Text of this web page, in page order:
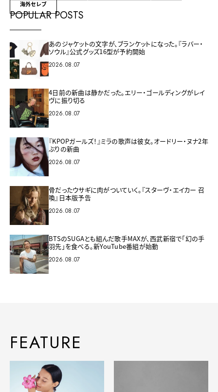
海外セレブ
POPULAR POSTS
あのジャケットの文字が、ブランケットになった。『ラバー・
ソウル』公式グッズ16型が予約開始
2026.08.07
4日前の新曲は静かだった。エリー・ゴールディングがレイ
ヴに振り切る
2026.08.07
『KPOPガールズ！』ミラの歌声は彼女。オードリー・ヌナ2年
ぶりの新曲
2026.08.07
骨だったウサギに肉がついていく。『スターヴ・エイカー 召
喚』日本版予告
2026.08.07
BTSのSUGAとも組んだ歌手MAXが、西武新宿で「幻の手
羽先」を食べる。新YouTube番組が始動
2026.08.07
FEATURE